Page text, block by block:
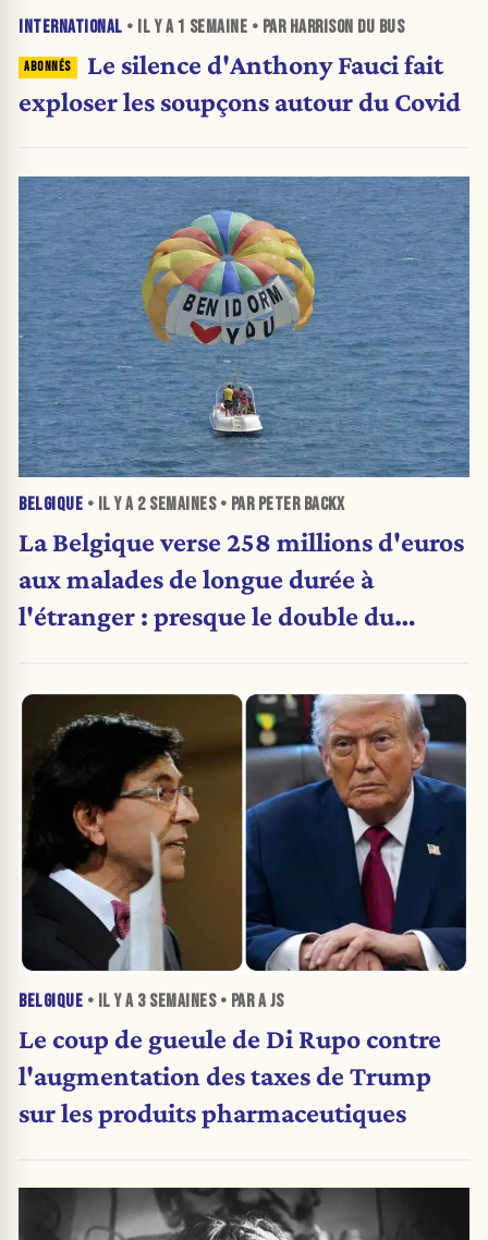
INTERNATIONAL • IL Y A 1 SEMAINE • PAR HARRISON DU BUS
Le silence d'Anthony Fauci fait
exploser les soupçons autour du Covid
BELGIQUE • IL Y A 2 SEMAINES• PAR PETER BACKX
La Belgique verse 258 millions d'euros
aux malades de longue durée à
l'étranger : presque le double du
BELGIQUE • IL Y A 3 SEMAINES• PAR A JS
Le coup de gueule de Di Rupo contre
l'augmentation des taxes de Trump
sur les produits pharmaceutiques